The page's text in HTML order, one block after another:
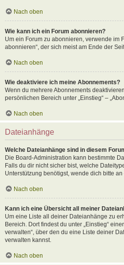
Nach oben
Wie kann ich ein Forum abonnieren?
Um ein Forum zu abonnieren, verwende im
abonnieren“, der sich meist am Ende der
Nach oben
Wie deaktiviere ich meine Abonnements?
Wenn du mehrere Abonnements
persönlichen Bereich unter „Einstieg“ –
Nach oben
Dateianhänge
Welche Dateianhänge sind in diesem
Die Board-Administration kann bestimmte
Falls du dir nicht sicher bist, welche
Unterstützung benötigst, wende dich bitte
Nach oben
Kann ich eine Übersicht all meiner
Um eine Liste all deiner Dateianhänge zu
Bereich. Dort findest du unter „Einstieg“
verwalten“, über den du eine Liste deiner
verwalten kannst.
Nach oben